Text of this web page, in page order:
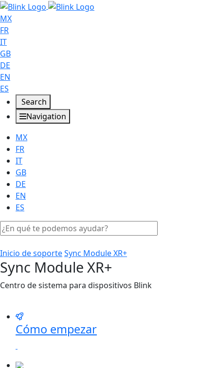
MX
FR
IT
GB
DE
EN
ES
Search
Navigation
MX
FR
IT
GB
DE
EN
ES
Inicio de soporteSync Module XR+
Sync Module XR+
Centro de sistema para dispositivos Blink
Cómo empezar